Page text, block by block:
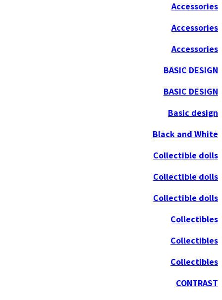
Accessories
Accessories
Accessories
BASIC DESIGN
BASIC DESIGN
Basic design
Black and White
Collectible dolls
Collectible dolls
Collectible dolls
Collectibles
Collectibles
Collectibles
CONTRAST